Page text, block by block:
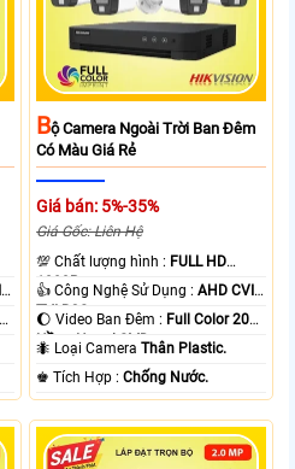
BỘ Camera Ngoài Trời Ban Đêm
Có Màu Giá Rẻ
Giá bán: 5%-35%
Giá Gốc: Liên Hệ
💯 Chất lượng hình : FULL HD
1080P .
👍 Công Nghệ Sử Dụng :AHD CVI
TVI BCS.
🌔 Video Ban Đêm : Full Color 20m
Hồng Ngoại SMD.
🐜 Loại CameraThân Plastic.
️♚ Tích Hợp :Chống Nước.